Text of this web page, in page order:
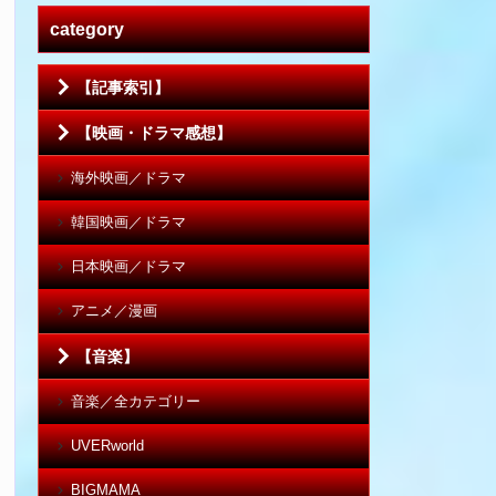
category
【記事索引】
【映画・ドラマ感想】
海外映画／ドラマ
韓国映画／ドラマ
日本映画／ドラマ
アニメ／漫画
【音楽】
音楽／全カテゴリー
UVERworld
BIGMAMA